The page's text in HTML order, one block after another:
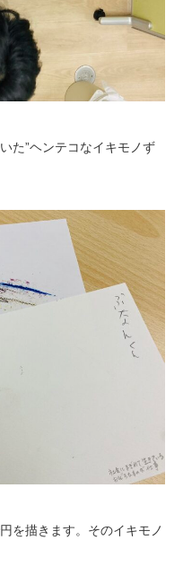
た”ヘンテコなイキモノず
を描きます。そのイキモノ